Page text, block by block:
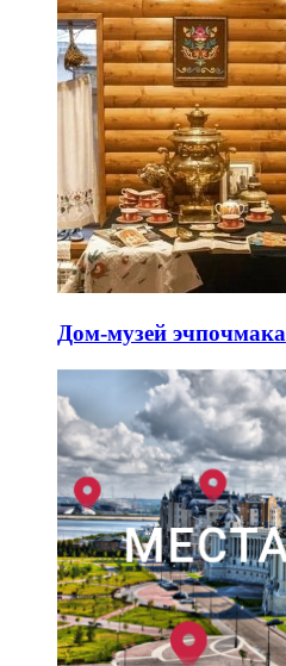
Дом-музей эчпочмака